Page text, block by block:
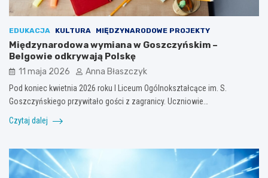
EDUKACJA KULTURA MIĘDZYNARODOWE PROJEKTY
Międzynarodowa wymiana w Goszczyńskim –
Belgowie odkrywają Polskę
11 maja 2026 Anna Błaszczyk
Pod koniec kwietnia 2026 roku I Liceum Ogólnokształcące im. S.
Goszczyńskiego przywitało gości z zagranicy. Uczniowie…
Czytaj dalej